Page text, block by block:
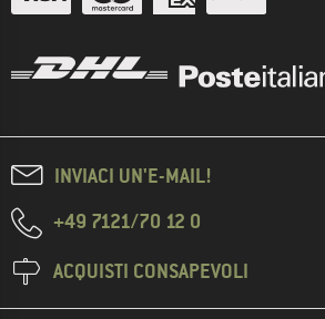
INVIACI UN'E-MAIL!
+49 7121/70 12 0
ACQUISTI CONSAPEVOLI